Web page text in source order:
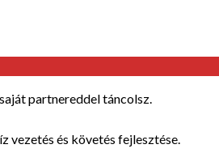
partnereddel táncolsz.
vezetés és követés fejlesztése.